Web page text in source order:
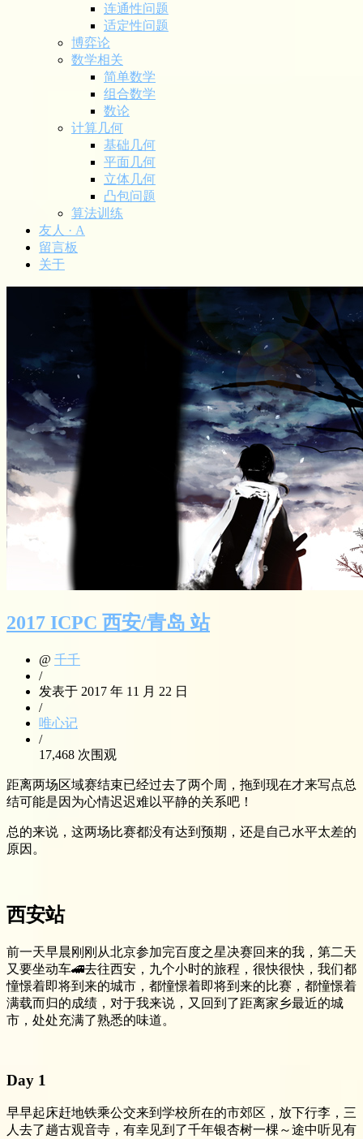
连通性问题
适定性问题
博弈论
数学相关
简单数学
组合数学
数论
计算几何
基础几何
平面几何
立体几何
凸包问题
算法训练
友人 · A
留言板
关于
2017 ICPC 西安/青岛 站
@ 千千
/
发表于 2017 年 11 月 22 日
/
唯心记
/
17,468 次围观
距离两场区域赛结束已经过去了两个周，拖到现在才来写点总
结可能是因为心情迟迟难以平静的关系吧！
总的来说，这两场比赛都没有达到预期，还是自己水平太差的
原因。
西安站
前一天早晨刚刚从北京参加完百度之星决赛回来的我，第二天
又要坐动车🚄去往西安，九个小时的旅程，很快很快，我们都
憧憬着即将到来的城市，都憧憬着即将到来的比赛，都憧憬着
满载而归的成绩，对于我来说，又回到了距离家乡最近的城
市，处处充满了熟悉的味道。
Day 1
早早起床赶地铁乘公交来到学校所在的市郊区，放下行李，三
人去了趟古观音寺，有幸见到了千年银杏树一棵～途中听见有